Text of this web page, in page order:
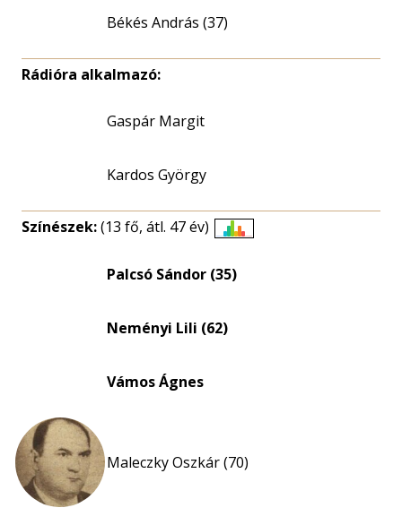
Békés András (37)
Rádióra alkalmazó:
Gaspár Margit
Kardos György
Színészek:(13 fő, átl. 47 év)
eloszlás
Palcsó Sándor (35)
Neményi Lili (62)
Vámos Ágnes
Maleczky Oszkár (70)